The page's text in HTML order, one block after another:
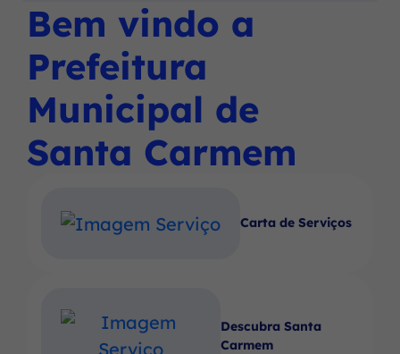
Ir
para
o
rodapé
[alt+4]
Instagram
Facebook
Youtube
menu
principal
Bem vindo a
Prefeitura
Municipal de
Santa Carmem
Carta de Serviços
Descubra Santa
Carmem